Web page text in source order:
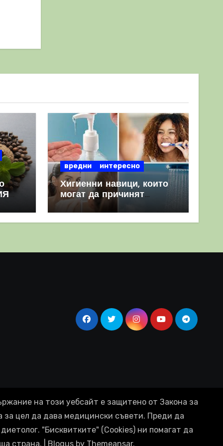
вредни интересно
Хигиенни навици, които
могат да причинят
повече вреда, отколкото
полза
на този уебсайт е защитено от Закона за
за цел да дава медицински съвети. Преди да
"Бисквитките" (Cookies) ни помагат да
страна.
Blogusby Themeansar.